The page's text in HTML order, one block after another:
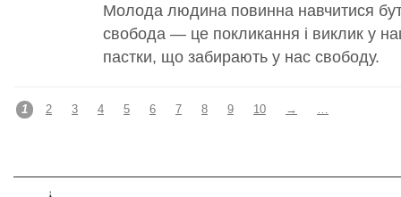
Молода людина повинна навчитися
свобода — це покликання і виклик у
пастки, що забирають у нас свободу.
1 2 3 4 5 6 7 8 9 10 → …